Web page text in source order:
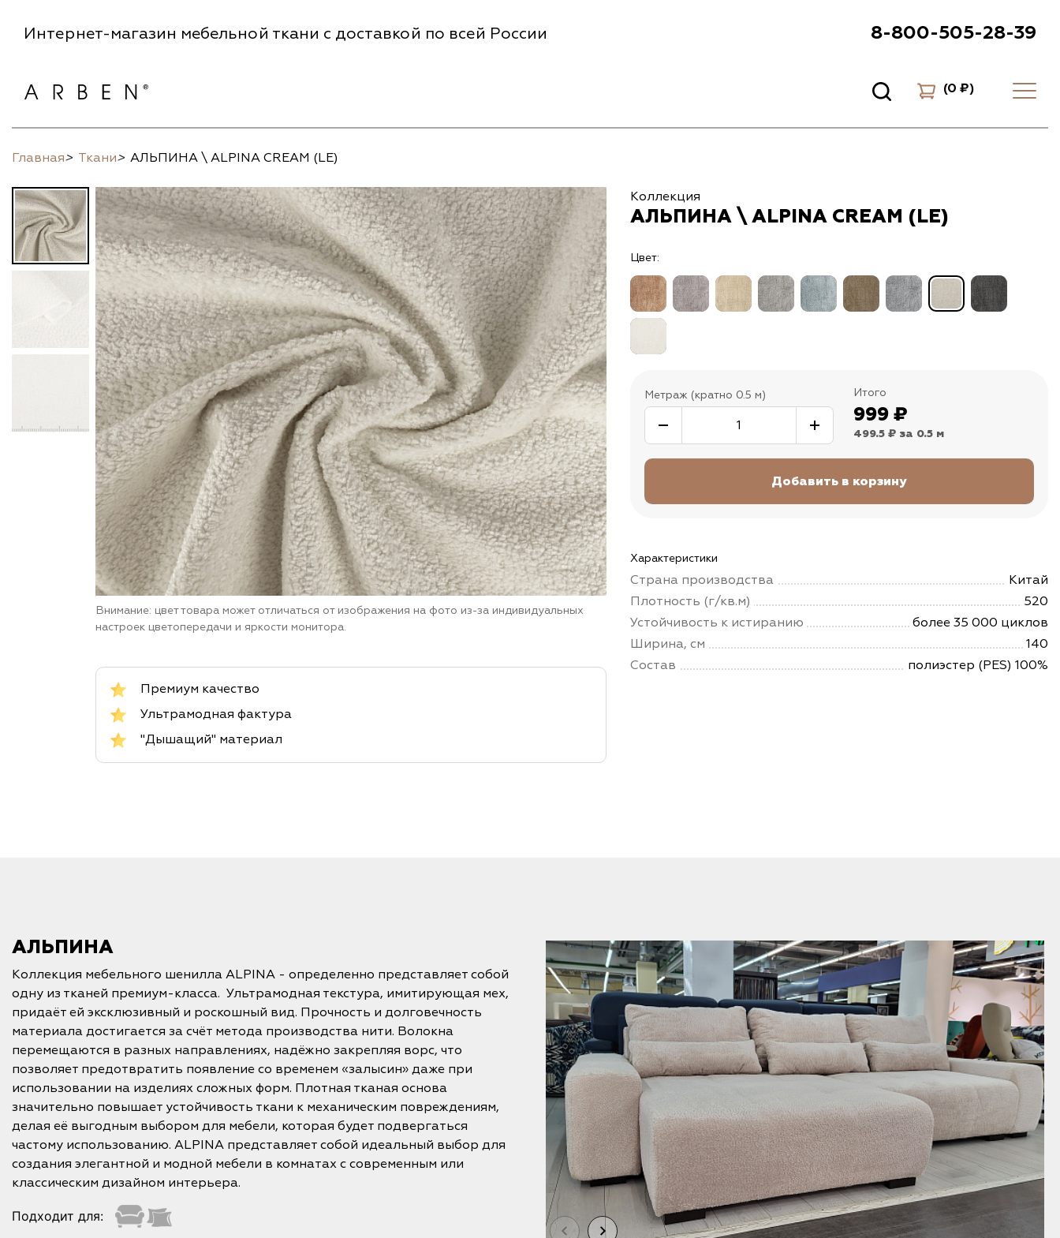
Интернет-магазин мебельной ткани с доставкой по всей России 8-800-505-28-39
(0 ₽)
Главная> Ткани> АЛЬПИНА \ ALPINA CREAM (LE)
Внимание: цвет товара может отличаться от изображения на фото из-за индивидуальных
настроек цветопередачи и яркости монитора.
Премиум качество
Ультрамодная фактура
"Дышащий" материал
Коллекция
АЛЬПИНА \ ALPINA CREAM (LE)
Цвет:
Метраж (кратно 0.5 м) Итого
999 ₽
499.5 ₽ за 0.5 м
Характеристики
Страна производства
Китай
Плотность (г/кв.м)
520
Устойчивость к истиранию
более 35 000 циклов
Ширина, см
140
Состав
полиэстер (PES) 100%
АЛЬПИНА
Коллекция мебельного шенилла ALPINA - определенно представляет собой
одну из тканей премиум-класса. Ультрамодная текстура, имитирующая мех,
придаёт ей эксклюзивный и роскошный вид. Прочность и долговечность
материала достигается за счёт метода производства нити. Волокна
перемещаются в разных направлениях, надёжно закрепляя ворс, что
позволяет предотвратить появление со временем «залысин» даже при
использовании на изделиях сложных форм. Плотная тканая основа
значительно повышает устойчивость ткани к механическим повреждениям,
делая её выгодным выбором для мебели, которая будет подвергаться
частому использованию. ALPINA представляет собой идеальный выбор для
создания элегантной и модной мебели в комнатах с современным или
классическим дизайном интерьера.
Подходит для: